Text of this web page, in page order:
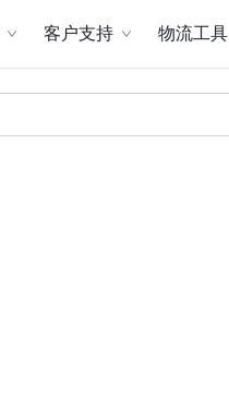
客户支持 物流工具